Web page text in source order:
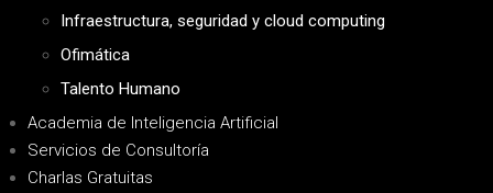
Infraestructura, seguridad y cloud computing
Ofimática
Talento Humano
Academia de Inteligencia Artificial
Servicios de Consultoría
Charlas Gratuitas